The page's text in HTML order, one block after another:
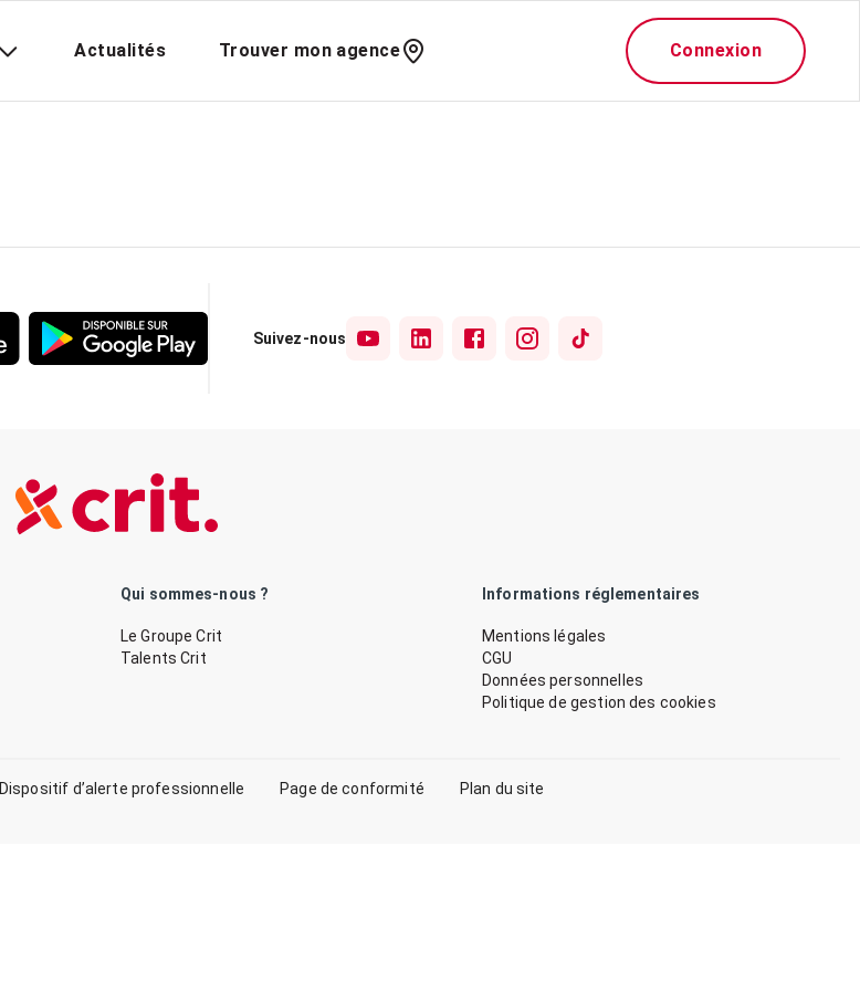
Actualités Trouver mon agence Connexion
Suivez-nous
Qui sommes-nous ?
Le Groupe Crit
Talents Crit
Informations réglementaires
Mentions légales
CGU
Données personnelles
Politique de gestion des cookies
Dispositif d’alerte professionnelle Page de conformité Plan du site